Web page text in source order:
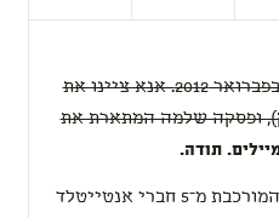
את הטקסטים יש לשלוח בגוף המייל עד ל־11 בפברואר 2012. אנא ציינו את
ופסקה שלמה המתארת את
תודה.
הטקסטים שיישלחו יעברו דרך ועדה מיוחדת המורכבת מ־5 חברי אנטייטלד